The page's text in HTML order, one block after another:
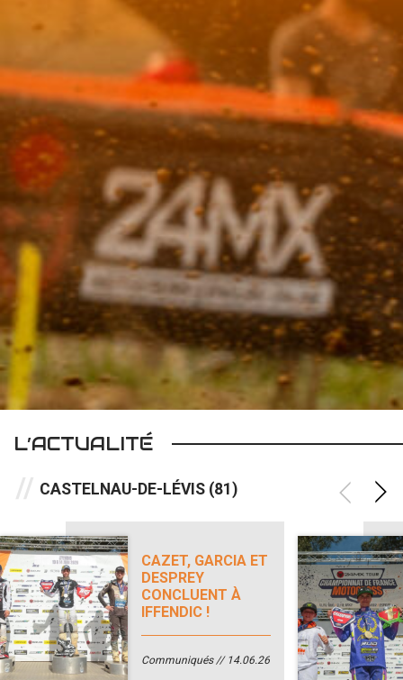
L’ACTUALITÉ
CASTELNAU-DE-LÉVIS (81)
CAZET, GARCIA ET
DESPREY
CONCLUENT À
IFFENDIC !
Communiqués 14.06.26